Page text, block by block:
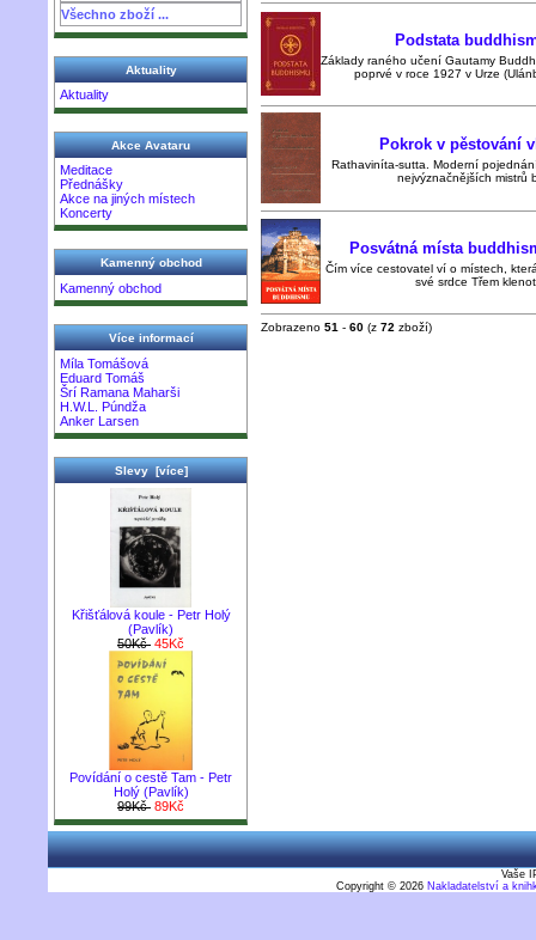
Všechno zboží ...
Aktuality
Aktuality
Akce Avataru
Meditace
Přednášky
Akce na jiných místech
Koncerty
Kamenný obchod
Kamenný obchod
Více informací
Míla Tomášová
Eduard Tomáš
Šrí Ramana Maharši
H.W.L. Púndža
Anker Larsen
Slevy [více]
Křišťálová koule - Petr Holý
(Pavlík)
50Kč 45Kč
Povídání o cestě Tam - Petr
Holý (Pavlík)
99Kč 89Kč
Podstata
Základy raného učení Gautamy
poprvé v roce 1927 v Urze
Pokrok v pěstování
Rathaviníta-sutta. Moderní
nejvýznačnějších mistrů
Posvátná místa
Čím více cestovatel ví o místech,
své srdce Třem
Zobrazeno 51 - 60 (z 72 zboží)
Vaše
Copyright © 2026 Nakladatelství a